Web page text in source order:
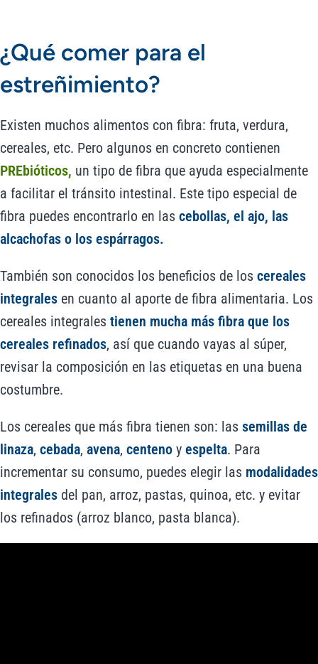
¿Qué comer para el
estreñimiento?
Existen muchos alimentos con fibra: fruta, verdura,
cereales, etc. Pero algunos en concreto contienen
PREbióticos, un tipo de fibra que ayuda especialmente
a facilitar el tránsito intestinal. Este tipo especial de
fibra puedes encontrarlo en las cebollas, el ajo, las
alcachofas o los espárragos.
También son conocidos los beneficios de los cereales
integrales en cuanto al aporte de fibra alimentaria. Los
cereales integrales tienen mucha más fibra que los
cereales refinados, así que cuando vayas al súper,
revisar la composición en las etiquetas en una buena
costumbre.
Los cereales que más fibra tienen son: las semillas de
linaza, cebada, avena, centeno y espelta. Para
incrementar su consumo, puedes elegir las modalidades
integrales del pan, arroz, pastas, quinoa, etc. y evitar
los refinados (arroz blanco, pasta blanca).